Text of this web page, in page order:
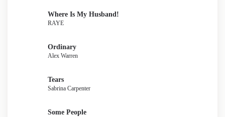
Where Is My Husband!
RAYE
Ordinary
Alex Warren
Tears
Sabrina Carpenter
Some People